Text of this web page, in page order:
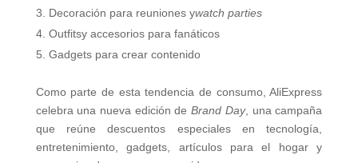
Decoración para reuniones ywatch parties
Outfitsy accesorios para fanáticos
Gadgets para crear contenido
Como parte de esta tendencia de consumo, AliExpress
celebra una nueva edición deBrand Day, una campaña
que reúne descuentos especiales en tecnología,
entretenimiento, gadgets, artículos para el hogar y